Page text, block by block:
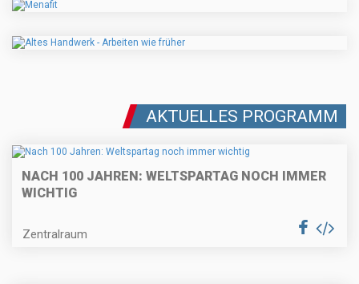
AKTUELLES PROGRAMM
NACH 100 JAHREN: WELTSPARTAG NOCH IMMER
WICHTIG
Zentralraum